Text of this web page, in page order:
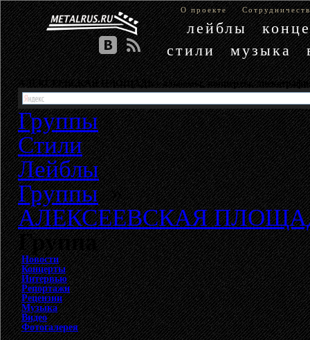
О проекте
лейблы
стили
музыка
АЛЕКСЕЕВСКАЯ ПЛОЩАДЬ - альбомы, концерты,
Группы
Стили
Лейблы
Группы»
АЛЕКСЕЕВСКАЯ
Группа
Новости
Концерты
Интервью
Репортажи
Рецензии
Музыка
Видео
Фотогалерея